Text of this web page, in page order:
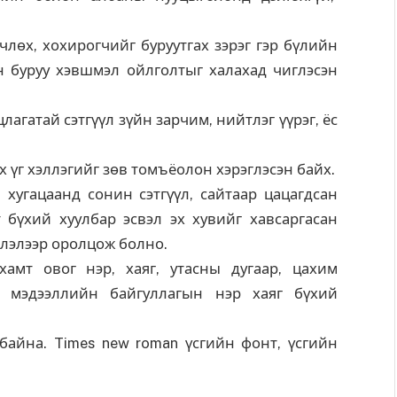
хохирогчийг буруутгах зэрэг гэр бүлийн
хэвшмэл ойлголтыг халахад чиглэсэн
сэтгүүл зүйн зарчим, нийтлэг үүрэг, ёс
хэллэгийг зөв томъёолон хэрэглэсэн байх.
сонин сэтгүүл, сайтаар цацагдсан
хуулбар эсвэл эх хувийг хавсаргасан
оролцож болно.
овог нэр, хаяг, утасны дугаар, цахим
мэдээллийн байгуллагын нэр хаяг бүхий
Times new roman үсгийн фонт, үсгийн